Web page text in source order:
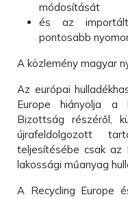
módosítását
és az importált
pontosabb
A közlemény magyar
Az európai
Europe hiányolja a
Bizottság részéről,
újrafeldolgozott
teljesítésébe csak az
lakossági műanyag
A Recycling Europe